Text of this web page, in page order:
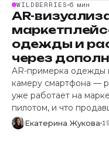
WILDBERRIES 6 мин
AR-
одежды и
через
AR-примерка одежды
камеру смартфона —
уже работает на
пилотом, и что
Екатерина Жукова